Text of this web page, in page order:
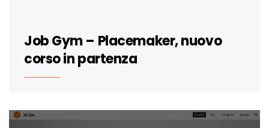
Job Gym – Placemaker, nuovo
corso in partenza